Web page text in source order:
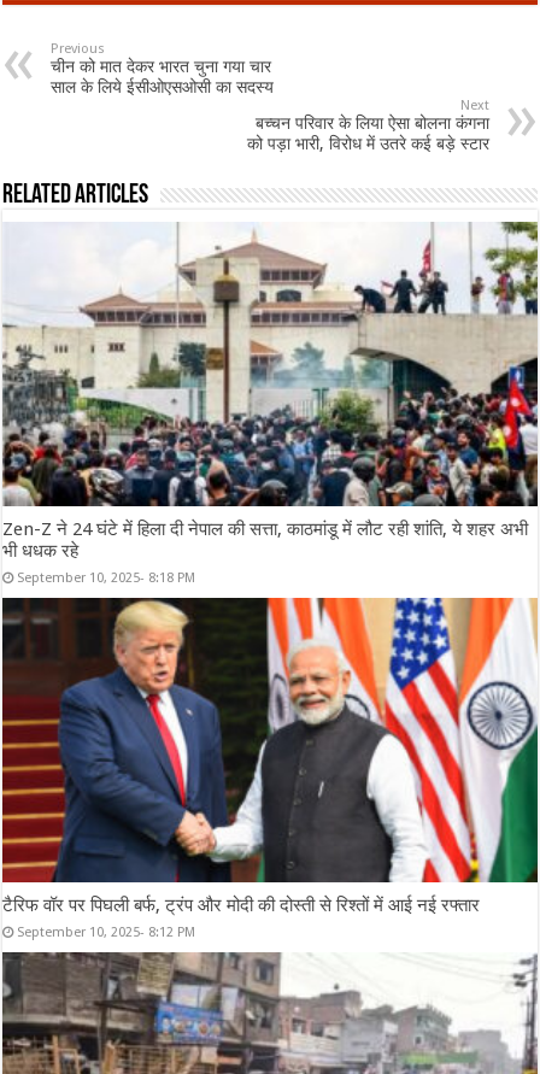
Previous
चीन को मात देकर भारत चुना गया चार
साल के लिये ईसीओएसओसी का सदस्य
Next
बच्चन परिवार के लिया ऐसा बोलना कंगना
को पड़ा भारी, विरोध में उतरे कई बड़े स्टार
Related Articles
Zen-Z ने 24 घंटे में हिला दी नेपाल की सत्ता, काठमांडू में लौट रही शांति, ये शहर अभी
भी धधक रहे
September 10, 2025- 8:18 PM
टैरिफ वॉर पर पिघली बर्फ, ट्रंप और मोदी की दोस्ती से रिश्तों में आई नई रफ्तार
September 10, 2025- 8:12 PM